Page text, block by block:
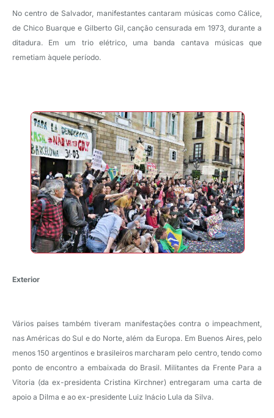
No centro de Salvador, manifestantes cantaram músicas como Cálice,
de Chico Buarque e Gilberto Gil, canção censurada em 1973, durante a
ditadura. Em um trio elétrico, uma banda cantava músicas que
remetiam àquele período.
Exterior
Vários países também tiveram manifestações contra o impeachment,
nas Américas do Sul e do Norte, além da Europa. Em Buenos Aires, pelo
menos 150 argentinos e brasileiros marcharam pelo centro, tendo como
ponto de encontro a embaixada do Brasil. Militantes da Frente Para a
Vitoria (da ex-presidenta Cristina Kirchner) entregaram uma carta de
apoio a Dilma e ao ex-presidente Luiz Inácio Lula da Silva.